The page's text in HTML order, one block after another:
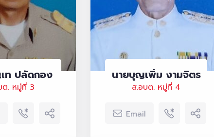
ท ปลัดกอง
ต. หมู่ที่ 3
นายบุญเพิ่ม งามจิตร
ส.อบต. หมู่ที่ 4
Email